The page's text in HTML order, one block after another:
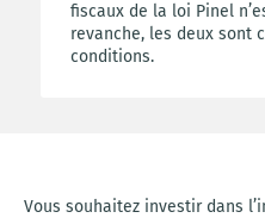
fiscaux de la loi Pinel
revanche, les deux sont
conditions.
Vous souhaitez investir dans